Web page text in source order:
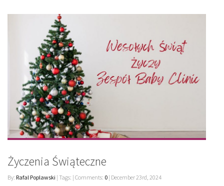
Życzenia Świąteczne
By: Rafal Poplawski | Tags: | Comments: 0 | December 23rd, 2024